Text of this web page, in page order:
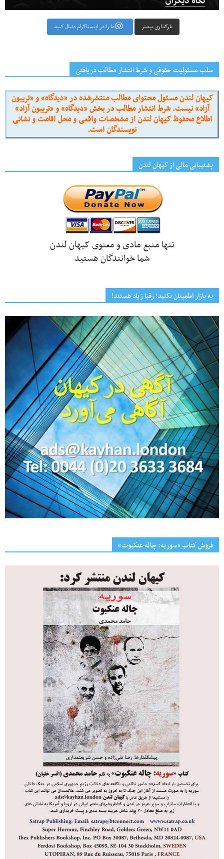
بارگذاری بیشتر ما را در اینستاگرام دنبال کنید
سلب مسئولیت حقوقی و شرط انتشار مطالب دریافتی
کیهان لندن مسئول محتوای مطالب منتشرشده در «دیدگاه» و «تریبون
آزاد» نیست. شرط انتشار مطالب در بخش «دیدگاه» و «تریبون آزاد»
اطلاع محفوظ کیهان لندن از مشخصات واقعی و محل اقامت و نشانی
نویسندگان است.
پشتیبانی مالی از کیهانِ لندن
تنها منبع مادی و معنوی کیهان لندن
شما خوانندگان هستید
به بازار اطمینان نکنید؛ رقبا زیاد هستند!
فروش کتاب «سوریه: چاله عنکبوت»